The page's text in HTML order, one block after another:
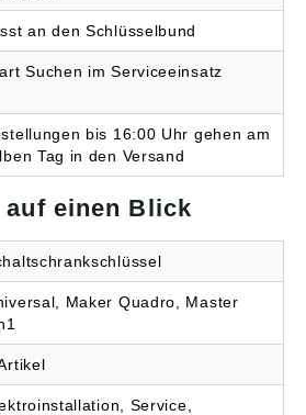
an den Schlüsselbund
Suchen im Serviceeinsatz
bis 16:00 Uhr gehen am
Tag in den Versand
auf einen Blick
Maker Quadro, Master
Service,